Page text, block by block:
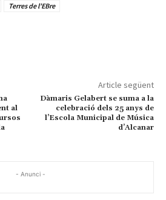
Terres de l'EBre
al
Article següent
Dàmaris Gelabert se suma a la
celebració dels 25 anys de
l’Escola Municipal de Música
d’Alcanar
- Anunci -